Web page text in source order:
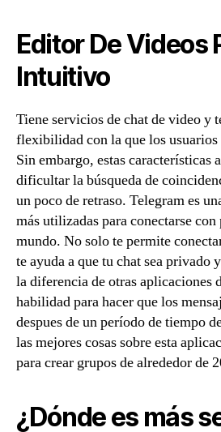
Editor De Videos
Intuitivo
Tiene servicios de chat de video y
flexibilidad con la que los
Sin embargo, estas características
dificultar la búsqueda de
un poco de retraso. Telegram es
más utilizadas para conectarse
mundo. No solo te permite
te ayuda a que tu chat sea privado
la diferencia de otras aplicaciones
habilidad para hacer que los
despues de un período de tiempo
las mejores cosas sobre esta
para crear grupos de alrededor de
¿Dónde es más